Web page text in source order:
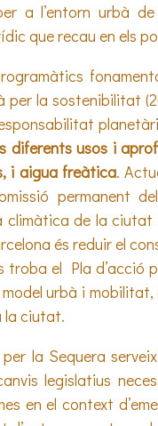
a l’entorn urbà
que recau en els
per la sostenibilitat
diferents usos i
i aigua freàtica.
permanent
climàtica de la
és reduir el
el Pla d’acció
urbà i
la ciutat.
la Sequera
legislatius
en el context